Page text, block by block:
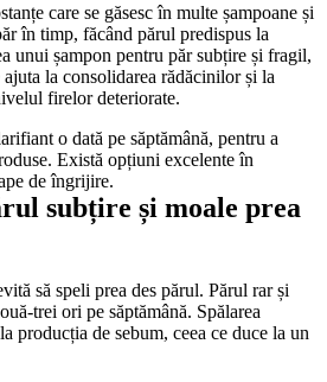
care se găsesc în multe șampoane și
în timp, făcând părul predispus la
unui șampon pentru păr subțire și fragil,
la consolidarea rădăcinilor și la
firelor deteriorate.
o dată pe săptămână, pentru a
Există opțiuni excelente în
de îngrijire.
subțire și moale prea
să speli prea des părul. Părul rar și
trei ori pe săptămână. Spălarea
producția de sebum, ceea ce duce la un